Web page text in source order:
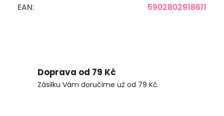
Doprava od 79 Kč
Zásilku Vám doručíme už od 79 Kč.
EAN: 5902802918611